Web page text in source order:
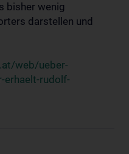
bisher wenig
darstellen und
web/ueber-
erhaelt-rudolf-